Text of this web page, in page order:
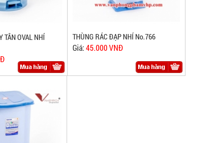
TÂN OVAL NHÍ THÙNG RÁC ĐẠP NHÍ No.766
Giá:45.000 VNĐ